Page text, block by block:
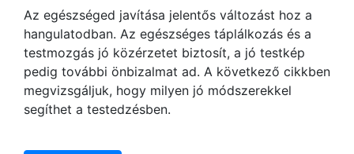
Az egészséged javítása jelentős változást hoz a
hangulatodban. Az egészséges táplálkozás és a
testmozgás jó közérzetet biztosít, a jó testkép
pedig további önbizalmat ad. A következő cikkben
megvizsgáljuk, hogy milyen jó módszerekkel
segíthet a testedzésben.